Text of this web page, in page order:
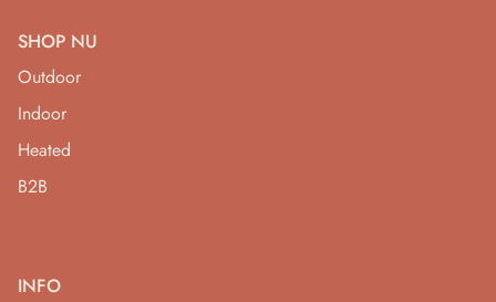
SHOP NU
Outdoor
Indoor
Heated
B2B
INFO